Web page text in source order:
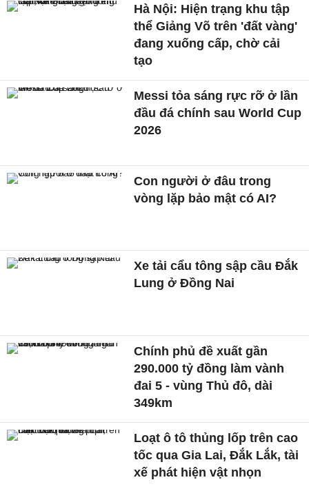
Hà Nội: Hiện trạng khu tập
thể Giảng Võ trên 'đất vàng'
đang xuống cấp, chờ cải
tạo
Messi tỏa sáng rực rỡ ở lần
đầu đá chính sau World Cup
2026
Con người ở đâu trong
vòng lặp bảo mật có AI?
Xe tải cẩu tông sập cầu Đắk
Lung ở Đồng Nai
Chính phủ đề xuất gần
290.000 tỷ đồng làm vành
đai 5 - vùng Thủ đô, dài
349km
Loạt ô tô thủng lốp trên cao
tốc qua Gia Lai, Đắk Lắk, tài
xế phát hiện vật nhọn